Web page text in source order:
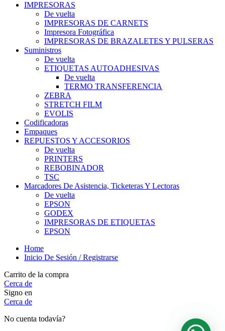
IMPRESORAS
De vuelta
IMPRESORAS DE CARNETS
Impresora Fotográfica
IMPRESORAS DE BRAZALETES Y PULSERAS
Suministros
De vuelta
ETIQUETAS AUTOADHESIVAS
De vuelta
TERMO TRANSFERENCIA
ZEBRA
STRETCH FILM
EVOLIS
Codificadoras
Empaques
REPUESTOS Y ACCESORIOS
De vuelta
PRINTERS
REBOBINADOR
TSC
Marcadores De Asistencia, Ticketeras Y Lectoras
De vuelta
EPSON
GODEX
IMPRESORAS DE ETIQUETAS
EPSON
Home
Inicio De Sesión / Registrarse
Carrito de la compra
Cerca de
Signo en
Cerca de
No cuenta todavía?